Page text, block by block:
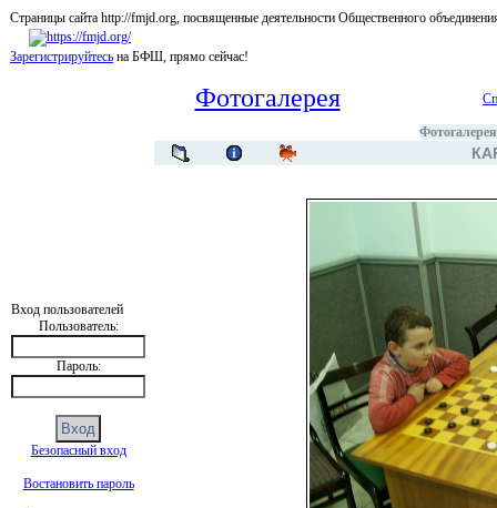
Страницы сайта http://fmjd.org, посвященные деятельности Общественного
Зарегистрируйтесь на БФШ, прямо сейчас!
Вход пользователей
Пользователь:
Пароль:
Безопасный вход
Востановить пароль
Фотогалерея
Фотогалерея